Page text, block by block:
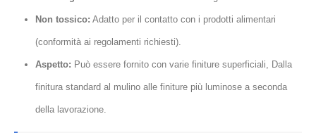
Non tossico: Adatto per il contatto con i prodotti alimentari
(conformità ai regolamenti richiesti).
Aspetto: Può essere fornito con varie finiture superficiali, Dalla
finitura standard al mulino alle finiture più luminose a seconda
della lavorazione.